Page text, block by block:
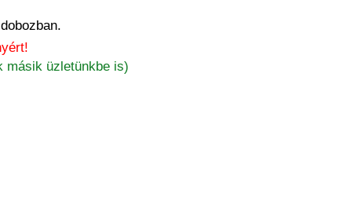
másik üzletünkbe is)